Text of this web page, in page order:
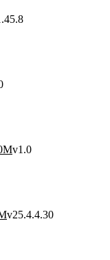
v1.0
v25.4.4.30